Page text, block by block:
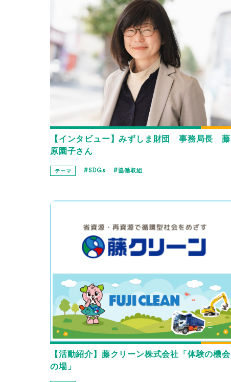
【インタビュー】みずしま財団 事務局長 藤
原園子さん
テーマ SDGs 協働取組
【活動紹介】藤クリーン株式会社「体験の機会
の場」